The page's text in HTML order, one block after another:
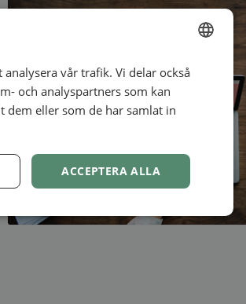
ENGLISH
SWEDISH
vår trafik. Vi delar också
och analyspartners som kan
eller som de har samlat in
ACCEPTERA ALLA